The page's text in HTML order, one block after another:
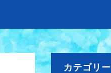
カテゴリー